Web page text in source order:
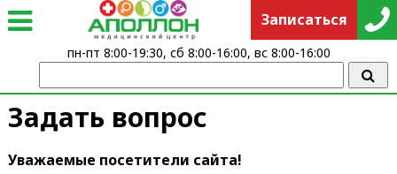
Задать вопрос
Уважаемые посетители сайта!
Записаться
пн-пт 8:00-19:30, сб 8:00-16:00, вс 8:00-16:00